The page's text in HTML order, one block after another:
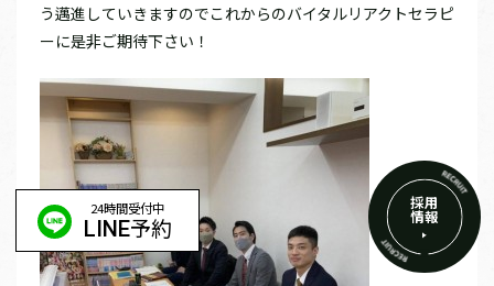
う邁進していきますのでこれからのバイタルリアクトセラピ
ーに是非ご期待下さい！
24時間受付中
LINE予約
採用
情報